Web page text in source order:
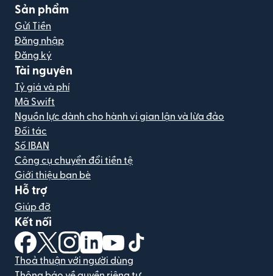
Sản phẩm
Gửi Tiền
Đăng nhập
Đăng ký
Tài nguyên
Tỷ giá và phí
Mã Swift
Nguồn lực dành cho hành vi gian lận và lừa đảo
Đối tác
Số IBAN
Công cụ chuyển đổi tiền tệ
Giới thiệu bạn bè
Hỗ trợ
Giúp đỡ
Kết nối
(mở trong cửa sổ mới)
(mở trong cửa sổ mới)
(mở trong cửa sổ mới)
(mở trong cửa sổ mới)
(mở trong cửa sổ mới)
Thoả thuận với người dùng